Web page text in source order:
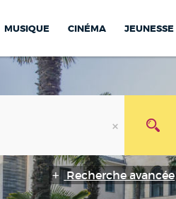
MUSIQUE CINÉMA JEUNESSE
Recherche avancée